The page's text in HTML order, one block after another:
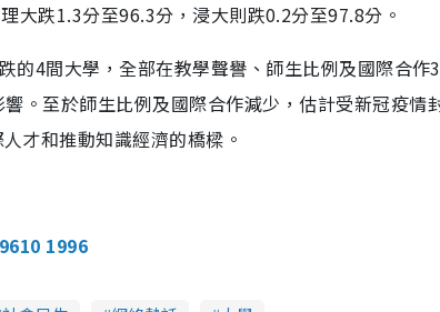
大跌1.3分至96.3分，浸大則跌0.2分至97.8分。
的4間大學，全部在教學聲譽、師生比例及國際合作
。至於師生比例及國際合作減少，估計受新冠疫情
才和推動知識經濟的橋樑。
9610 1996